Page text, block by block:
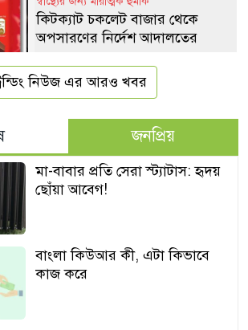
কিটক্যাট চকলেট বাজার থেকে
অপসারণের নির্দেশ আদালতের
নিউজ এর আরও খবর
জনপ্রিয়
মা-বাবার প্রতি সেরা স্ট্যাটাস: হৃদয়
ছোঁয়া আবেগ!
বাংলা কিউআর কী, এটা কিভাবে
কাজ করে